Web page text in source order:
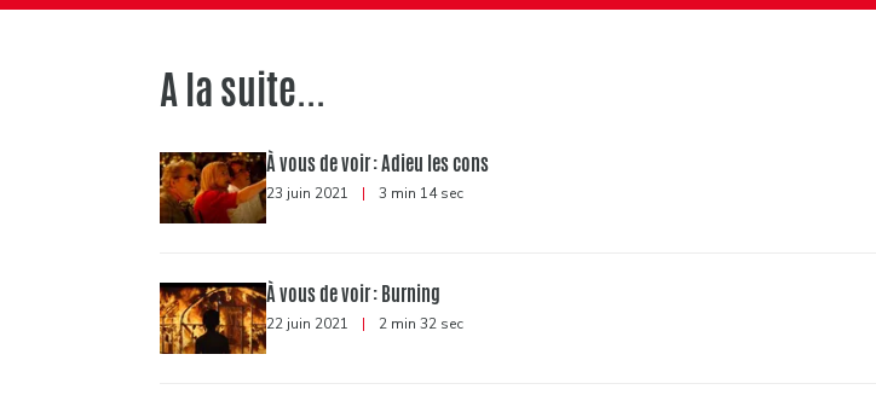
A la suite...
À vous de voir : Adieu les cons
23 juin 2021 | 3 min 14 sec
À vous de voir : Burning
22 juin 2021 | 2 min 32 sec